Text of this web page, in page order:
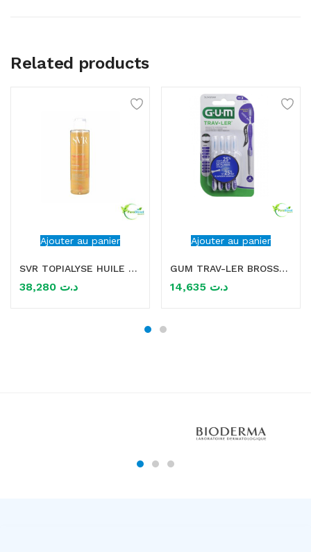
Related products
Ajouter au panier
SVR TOPIALYSE HUILE LAVANTE 200ML
د.ت
Ajouter au panier
GUM TRAV-LER BROSSETTES x4 1.2MM extra fine mauve
د.ت